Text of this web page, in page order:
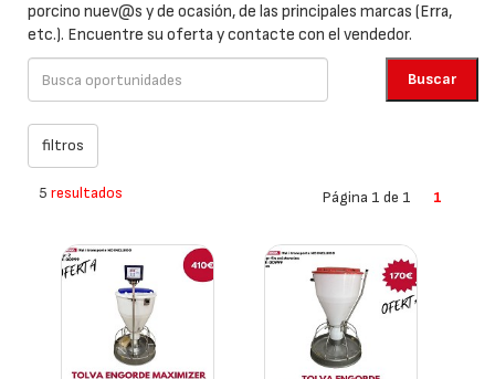
porcino nuev@s y de ocasión, de las principales marcas (Erra,
etc.). Encuentre su oferta y contacte con el vendedor.
5 resultados Página 1 de 1 1